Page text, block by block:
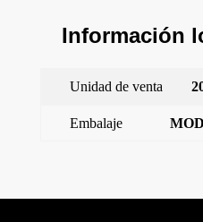
Información
Unidad de venta
Embalaje